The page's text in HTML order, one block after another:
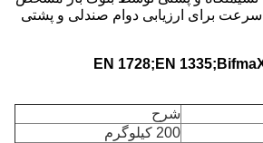
سرعت برای ارزیابی دوام صندلی و پشتی
EN 1728;EN
شرح
200 کیلوگرم